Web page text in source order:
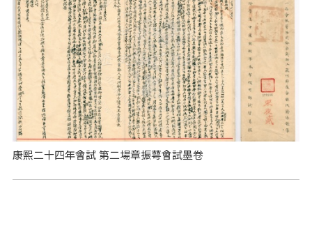
康熙二十四年會試 第二場章振萼會試墨卷